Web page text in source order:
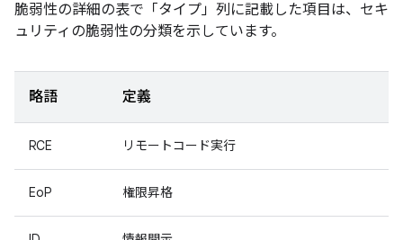
脆弱性の詳細の表で「タイプ」 列に記載した項目は、セキ
ュリティの脆弱性の分類を示しています。
略語 定義
RCE リモートコード実行
EoP 権限昇格